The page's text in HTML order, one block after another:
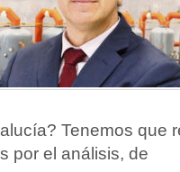
Tenemos que
por el análisis, de